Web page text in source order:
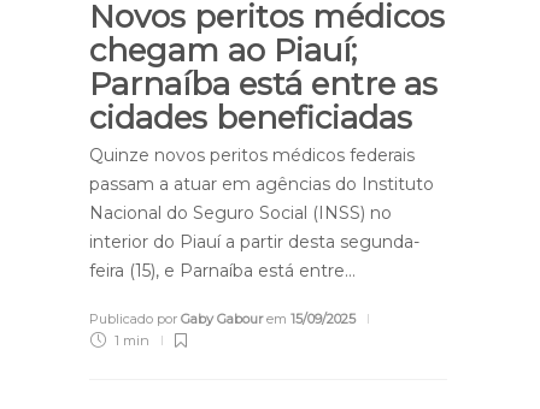
Novos peritos médicos
chegam ao Piauí;
Parnaíba está entre as
cidades beneficiadas
Quinze novos peritos médicos federais
passam a atuar em agências do Instituto
Nacional do Seguro Social (INSS) no
interior do Piauí a partir desta segunda-
feira (15), e Parnaíba está entre…
Publicado por Gaby Gabourem 15/09/2025
1 min